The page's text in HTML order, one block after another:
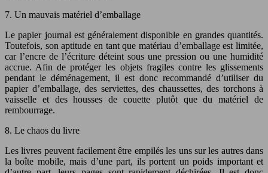
7. Un mauvais matériel d’emballage
Le papier journal est généralement disponible en grandes quantités.
Toutefois, son aptitude en tant que matériau d’emballage est limitée,
car l’encre de l’écriture déteint sous une pression ou une humidité
accrue. Afin de protéger les objets fragiles contre les glissements
pendant le déménagement, il est donc recommandé d’utiliser du
papier d’emballage, des serviettes, des chaussettes, des torchons à
vaisselle et des housses de couette plutôt que du matériel de
rembourrage.
8. Le chaos du livre
Les livres peuvent facilement être empilés les uns sur les autres dans
la boîte mobile, mais d’une part, ils portent un poids important et